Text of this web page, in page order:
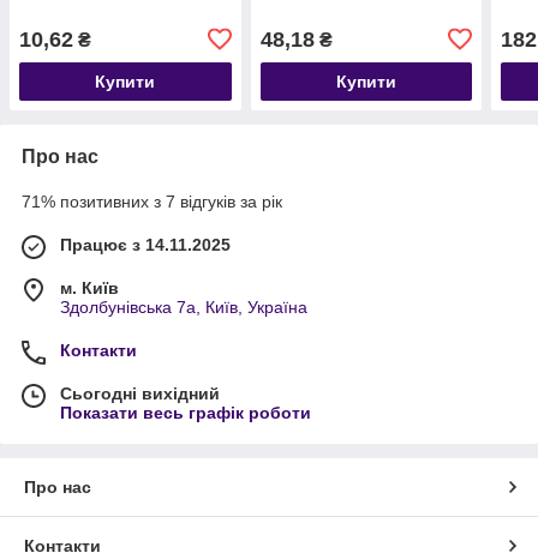
10,62 ₴
Купити
48,18₴
Купити
Про нас
71% позитивних з 7 відгуків за рік
Працює з 14.11.2025
м. Київ
Здолбунівська 7а, Київ, Україна
Контакти
Сьогодні вихідний
Показати весь графік роботи
Про нас
Контакти